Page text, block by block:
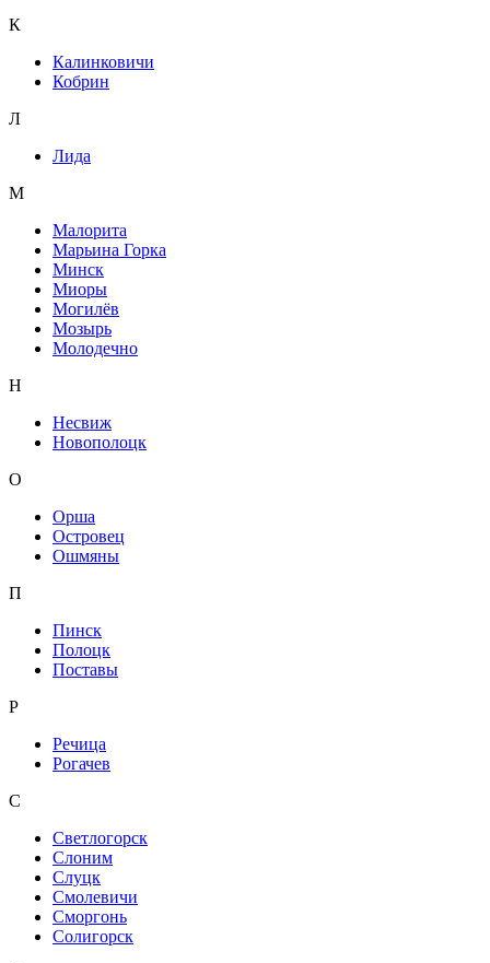
К
Калинковичи
Кобрин
Л
Лида
М
Малорита
Марьина Горка
Минск
Миоры
Могилёв
Мозырь
Молодечно
Н
Несвиж
Новополоцк
О
Орша
Островец
Ошмяны
П
Пинск
Полоцк
Поставы
Р
Речица
Рогачев
С
Светлогорск
Слоним
Слуцк
Смолевичи
Сморгонь
Солигорск